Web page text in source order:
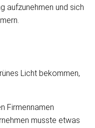
aufzunehmen und sich
Licht bekommen,
Firmennamen
musste etwas